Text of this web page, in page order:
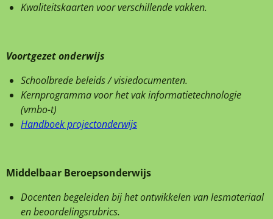
Kwaliteitskaarten voor verschillende vakken.
Voortgezet onderwijs
Schoolbrede beleids / visiedocumenten.
Kernprogramma voor het vak informatietechnologie
(vmbo-t)
Handboek projectonderwijs
Middelbaar Beroepsonderwijs
Docenten begeleiden bij het ontwikkelen van lesmateriaal
en beoordelingsrubrics.